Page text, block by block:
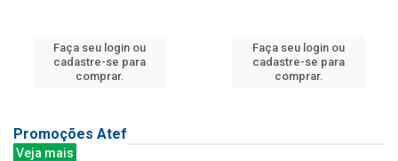
Faça seu login ou
cadastre-se para
comprar.
Faça seu login ou
cadastre-se para
comprar.
Promoções Atef
Veja mais